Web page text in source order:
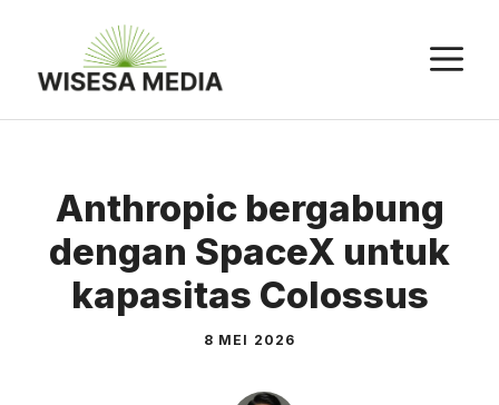
Anthropic bergabung
dengan SpaceX untuk
kapasitas Colossus
8 MEI 2026